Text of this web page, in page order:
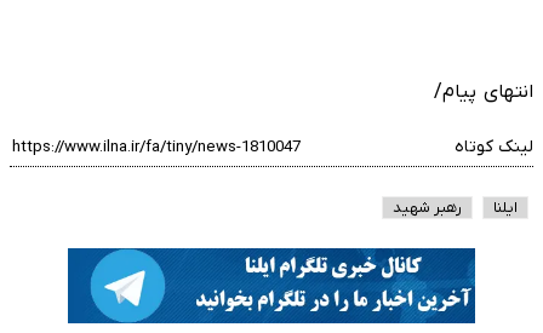
انتهای پیام/
لینک کوتاه
ایلنا رهبر شهید